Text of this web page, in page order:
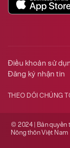
Điều khoản sử
Đăng ký nhận tin
THEO DÕI CHÚNG
© 2024 | Bản quyền
Nông thôn Việt Nam